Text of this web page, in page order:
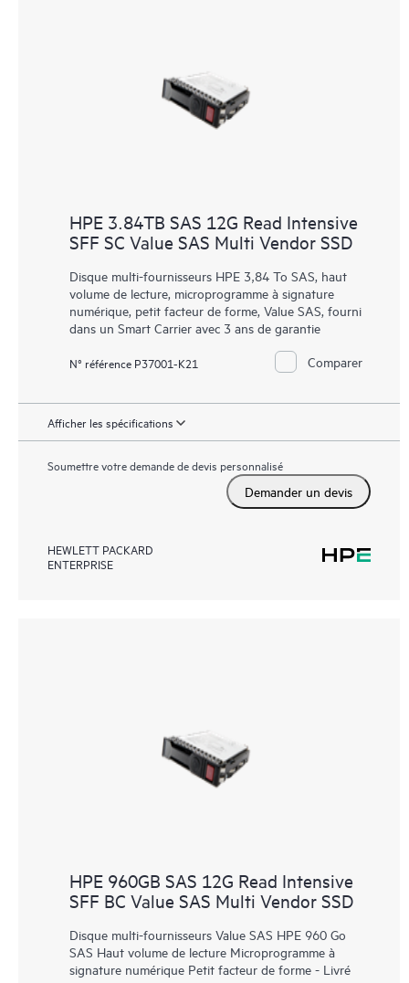
HPE 3.84TB SAS 12G Read Intensive
SFF SC Value SAS Multi Vendor SSD
Disque multi-fournisseurs HPE 3,84 To SAS, haut
volume de lecture, microprogramme à signature
numérique, petit facteur de forme, Value SAS, fourni
dans un Smart Carrier avec 3 ans de garantie
N° référence P37001-K21 Comparer
Afficher les spécifications
Soumettre votre demande de devis personnalisé
Demander un devis
HEWLETT PACKARD
ENTERPRISE
HPE 960GB SAS 12G Read Intensive
SFF BC Value SAS Multi Vendor SSD
Disque multi-fournisseurs Value SAS HPE 960 Go
SAS Haut volume de lecture Microprogramme à
signature numérique Petit facteur de forme - Livré